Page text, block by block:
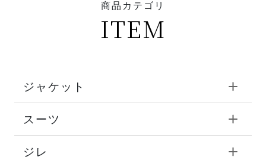
商品カテゴリ
ITEM
ジャケット
スーツ
ジレ